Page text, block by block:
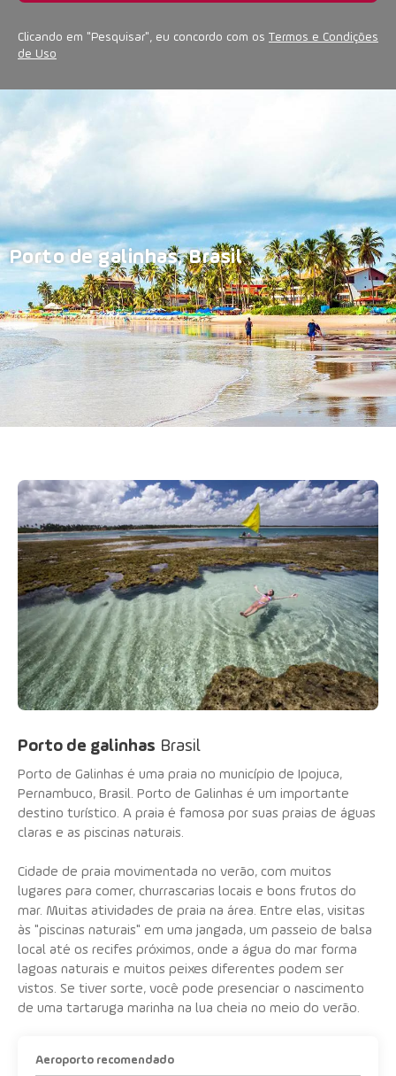
Porto de galinhas, Brasil
Clicando em "Pesquisar", eu concordo com os Termos e Condições
de Uso
Porto de galinhas Brasil
Porto de Galinhas é uma praia no município de Ipojuca,
Pernambuco, Brasil. Porto de Galinhas é um importante
destino turístico. A praia é famosa por suas praias de águas
claras e as piscinas naturais.
Cidade de praia movimentada no verão, com muitos
lugares para comer, churrascarias locais e bons frutos do
mar. Muitas atividades de praia na área. Entre elas, visitas
às "piscinas naturais" em uma jangada, um passeio de balsa
local até os recifes próximos, onde a água do mar forma
lagoas naturais e muitos peixes diferentes podem ser
vistos. Se tiver sorte, você pode presenciar o nascimento
de uma tartaruga marinha na lua cheia no meio do verão.
Aeroporto recomendado